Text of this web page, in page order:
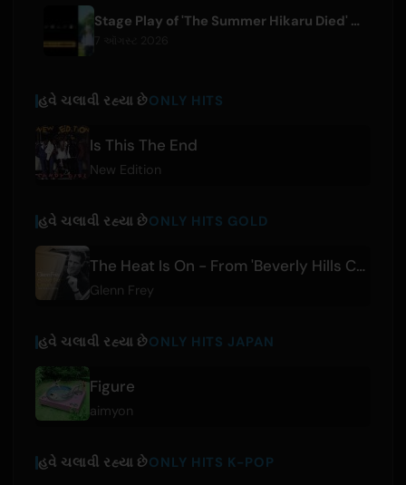
Stage Play of 'The Summer Hikaru Died' Streams Globally for Free on ABEMA
હવે ચલાવી રહ્યા છેONLY HITS
Is This The End
New Edition
હવે ચલાવી રહ્યા છેONLY HITS GOLD
The Heat Is On - From 'Beverly Hills Cop' Soundtrack
Glenn Frey
હવે ચલાવી રહ્યા છેONLY HITS JAPAN
Figure
aimyon
હવે ચલાવી રહ્યા છેONLY HITS K-POP